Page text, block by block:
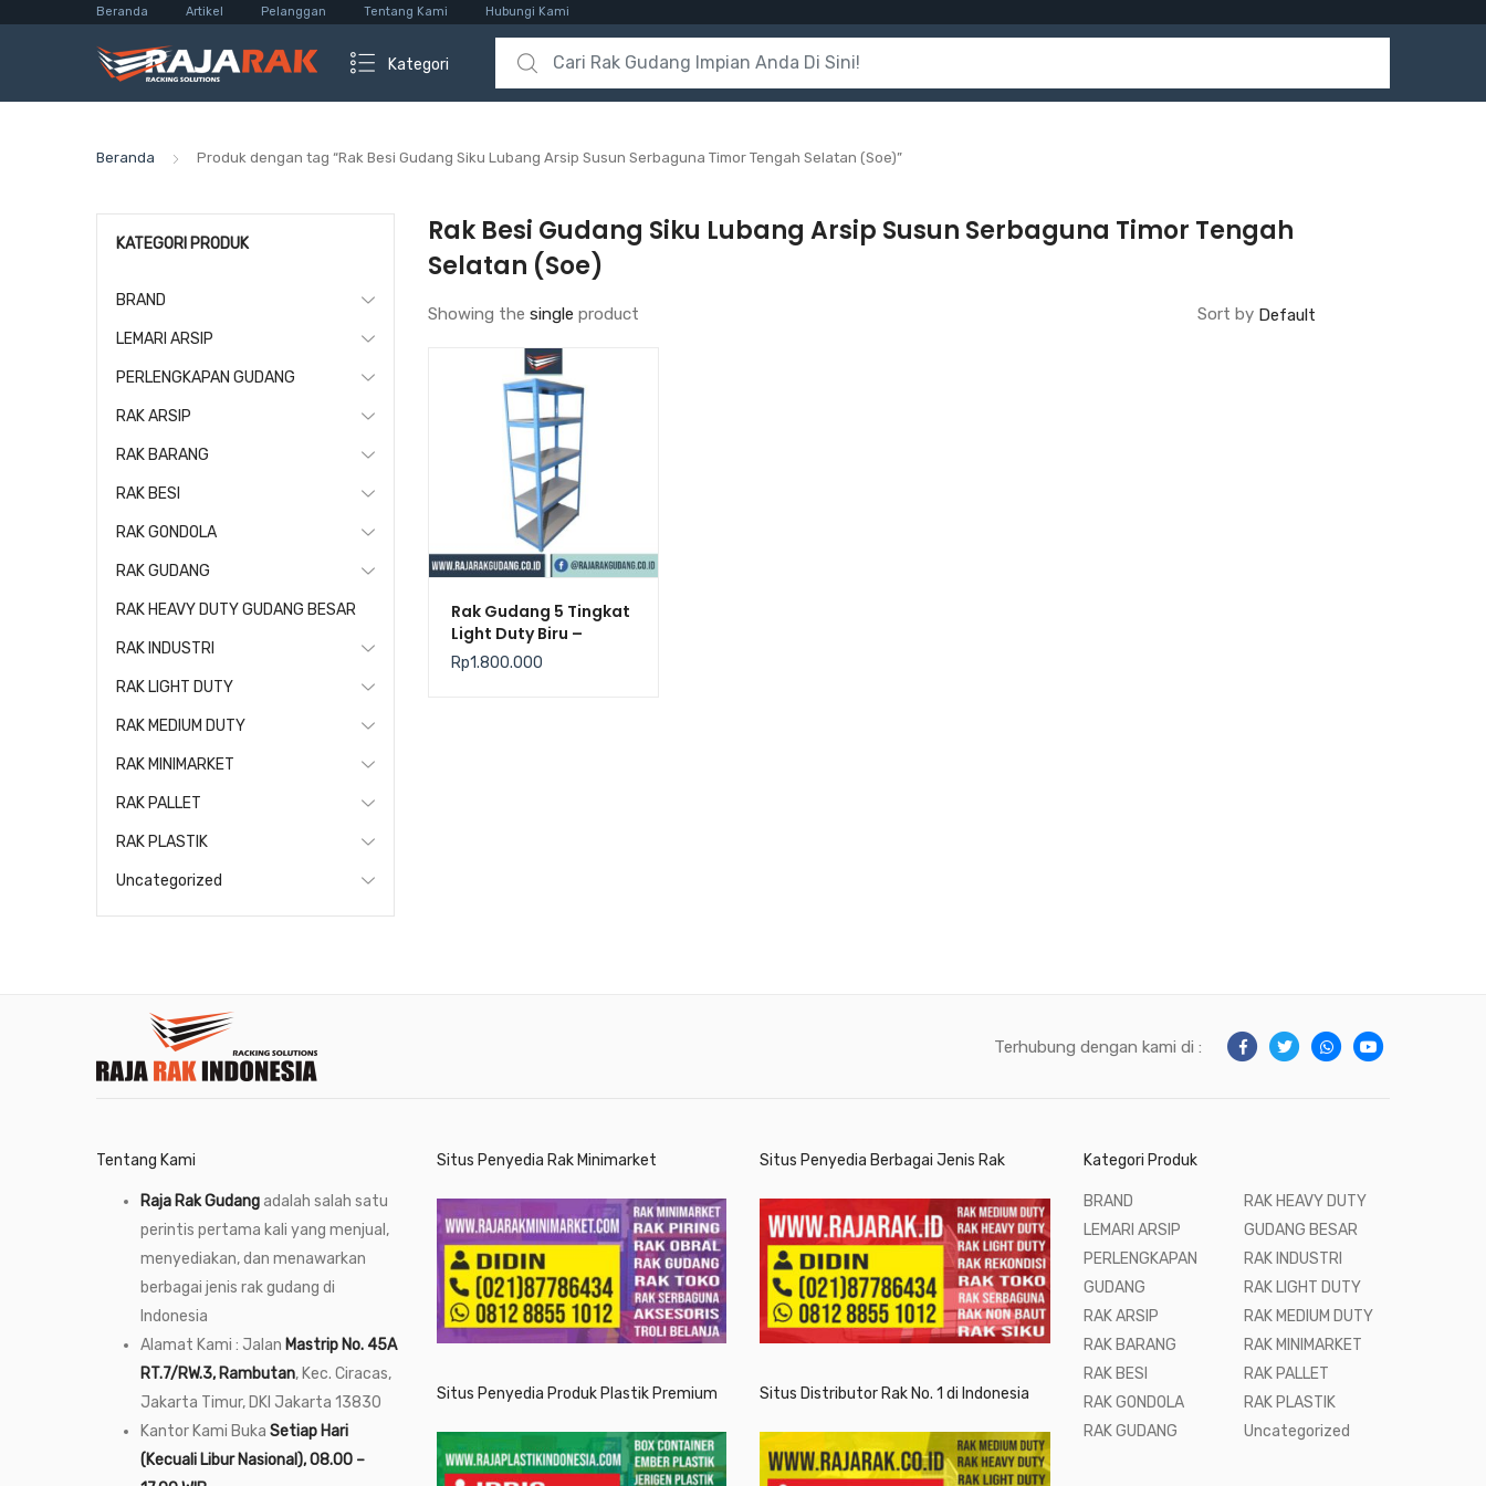
Beranda Artikel Pelanggan Tentang Kami Hubungi Kami
Kategori
Search for:
Beranda Produk dengan tag “Rak Besi Gudang Siku Lubang Arsip Susun Serbaguna Timor Tengah Selatan (Soe)”
Rak Besi Gudang Siku Lubang Arsip Susun Serbaguna Timor Tengah
Selatan (Soe)
Showing the single product Sort by
Rak Gudang 5 Tingkat
Light Duty Biru –
Krisbow
Rp1.800.000
KATEGORI PRODUK
BRAND
LEMARI ARSIP
PERLENGKAPAN GUDANG
RAK ARSIP
RAK BARANG
RAK BESI
RAK GONDOLA
RAK GUDANG
RAK HEAVY DUTY GUDANG BESAR
RAK INDUSTRI
RAK LIGHT DUTY
RAK MEDIUM DUTY
RAK MINIMARKET
RAK PALLET
RAK PLASTIK
Uncategorized
Terhubung dengan kami di :
Tentang Kami
Raja Rak Gudangadalah salah satu
perintis pertama kali yang menjual,
menyediakan, dan menawarkan
berbagai jenis rak gudang di
Indonesia
Alamat Kami : Jalan Mastrip No. 45A
RT.7/RW.3, Rambutan, Kec. Ciracas,
Jakarta Timur, DKI Jakarta 13830
Kantor Kami Buka Setiap Hari
(Kecuali Libur Nasional), 08.00 –
Situs Penyedia Rak Minimarket
Situs Penyedia Produk Plastik Premium
Situs Penyedia Berbagai Jenis Rak
Situs Distributor Rak No. 1 di Indonesia
Kategori Produk
BRAND
LEMARI ARSIP
PERLENGKAPAN
GUDANG
RAK ARSIP
RAK BARANG
RAK BESI
RAK GONDOLA
RAK GUDANG
RAK HEAVY DUTY
GUDANG BESAR
RAK INDUSTRI
RAK LIGHT DUTY
RAK MEDIUM DUTY
RAK MINIMARKET
RAK PALLET
RAK PLASTIK
Uncategorized